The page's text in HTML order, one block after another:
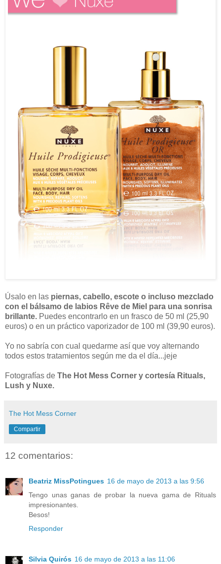
Úsalo en las piernas, cabello, escote o incluso mezclado
con el bálsamo de labios Rêve de Miel para una sonrisa
brillante. Puedes encontrarlo en un frasco de 50 ml (25,90
euros) o en un práctico vaporizador de 100 ml (39,90 euros).
Yo no sabría con cual quedarme así que voy alternando
todos estos tratamientos según me da el día...jeje
Fotografías de The Hot Mess Corner y cortesía Rituals,
Lush y Nuxe.
The Hot Mess Corner
Compartir
12 comentarios:
Beatriz MissPotingues 16 de mayo de 2013 a las 9:56
Tengo unas ganas de probar la nueva gama de Rituals
impresionantes.
Besos!
Responder
Silvia Quirós 16 de mayo de 2013 a las 11:06